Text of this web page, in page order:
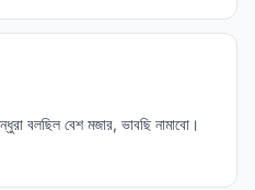
বলছিল বেশ মজার, ভাবছি নামাবো।